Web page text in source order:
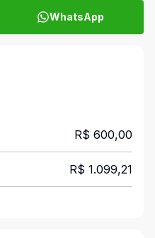
WhatsApp
R$ 600,00
R$ 1.099,21